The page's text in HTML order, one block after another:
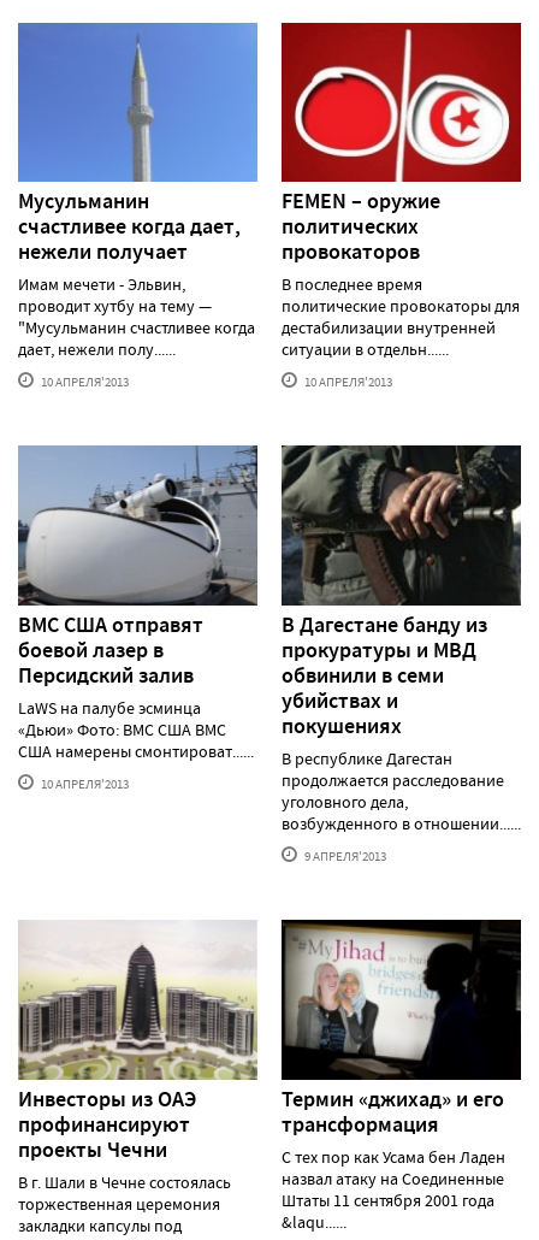
Мусульманин
счастливее когда дает,
нежели получает
Имам мечети - Эльвин,
проводит хутбу на тему —
"Мусульманин счастливее когда
дает, нежели полу......
10 АПРЕЛЯ'2013
FEMEN – оружие
политических
провокаторов
В последнее время
политические провокаторы для
дестабилизации внутренней
ситуации в отдельн......
10 АПРЕЛЯ'2013
ВМС США отправят
боевой лазер в
Персидский залив
LaWS на палубе эсминца
«Дьюи» Фото: ВМС США ВМС
США намерены смонтироват......
10 АПРЕЛЯ'2013
В Дагестане банду из
прокуратуры и МВД
обвинили в семи
убийствах и
покушениях
В республике Дагестан
продолжается расследование
уголовного дела,
возбужденного в отношении......
9 АПРЕЛЯ'2013
Инвесторы из ОАЭ
профинансируют
проекты Чечни
В г. Шали в Чечне состоялась
торжественная церемония
закладки капсулы под
Термин «джихад» и его
трансформация
С тех пор как Усама бен Ладен
назвал атаку на Соединенные
Штаты 11 сентября 2001 года
&laqu......